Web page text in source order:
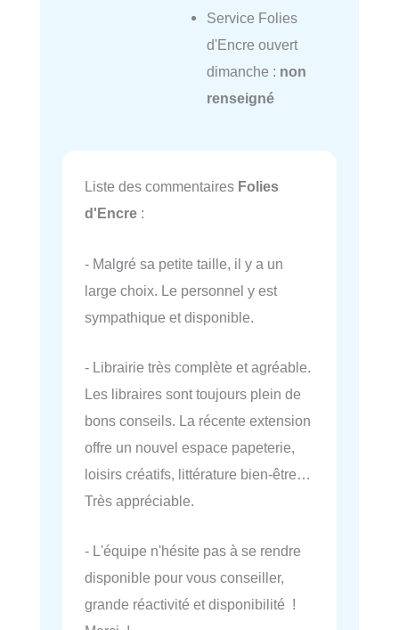
Service Folies
d'Encre ouvert
dimanche : non
renseigné
Liste des commentaires Folies
d'Encre :
- Malgré sa petite taille, il y a un
large choix. Le personnel y est
sympathique et disponible.
- Librairie très complète et agréable.
Les libraires sont toujours plein de
bons conseils. La récente extension
offre un nouvel espace papeterie,
loisirs créatifs, littérature bien-être…
Très appréciable.
- L'équipe n'hésite pas à se rendre
disponible pour vous conseiller,
grande réactivité et disponibilité !